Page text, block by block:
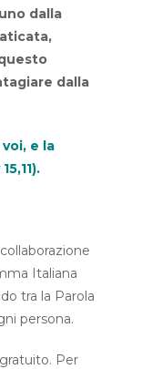
dalla
dalla
e la
Italiana
tra la Parola
persona.
Per